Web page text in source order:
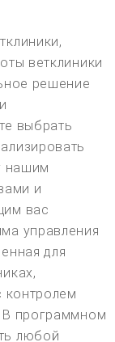
ветклиники
решение
выбрать
нашим
и
вас
управления
для
контролем
В программном
любой